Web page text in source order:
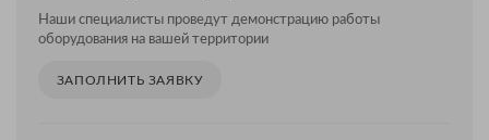
Наши специалисты проведут демонстрацию работы
оборудования на вашей территории
ЗАПОЛНИТЬ ЗАЯВКУ